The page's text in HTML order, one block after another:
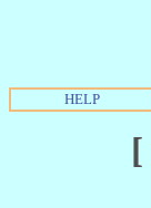
HELP
[